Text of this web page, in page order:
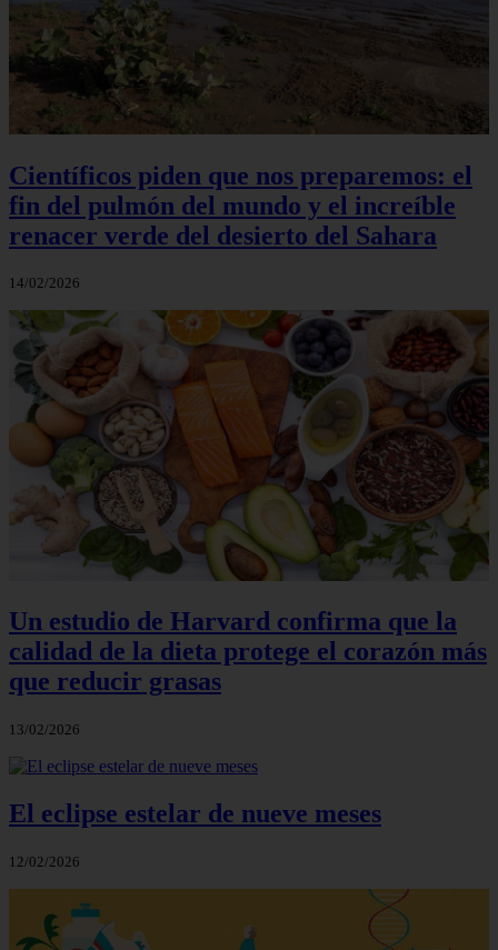
Científicos piden que nos preparemos: el
fin del pulmón del mundo y el increíble
renacer verde del desierto del Sahara
14/02/2026
Un estudio de Harvard confirma que la
calidad de la dieta protege el corazón más
que reducir grasas
13/02/2026
El eclipse estelar de nueve meses
12/02/2026